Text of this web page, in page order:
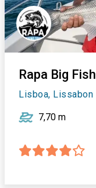
Rapa Big Fish
Lisboa, Lissabon
7,70 m